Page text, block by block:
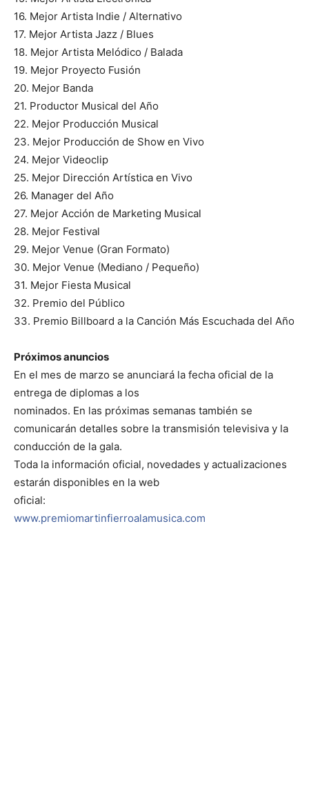
16. Mejor Artista Indie / Alternativo
17. Mejor Artista Jazz / Blues
18. Mejor Artista Melódico / Balada
19. Mejor Proyecto Fusión
20. Mejor Banda
21. Productor Musical del Año
22. Mejor Producción Musical
23. Mejor Producción de Show en Vivo
24. Mejor Videoclip
25. Mejor Dirección Artística en Vivo
26. Manager del Año
27. Mejor Acción de Marketing Musical
28. Mejor Festival
29. Mejor Venue (Gran Formato)
30. Mejor Venue (Mediano / Pequeño)
31. Mejor Fiesta Musical
32. Premio del Público
33. Premio Billboard a la Canción Más Escuchada del Año
Próximos anuncios
En el mes de marzo se anunciará la fecha oficial de la
entrega de diplomas a los
nominados. En las próximas semanas también se
comunicarán detalles sobre la transmisión televisiva y la
conducción de la gala.
Toda la información oficial, novedades y actualizaciones
estarán disponibles en la web
oficial:
www.premiomartinfierroalamusica.com